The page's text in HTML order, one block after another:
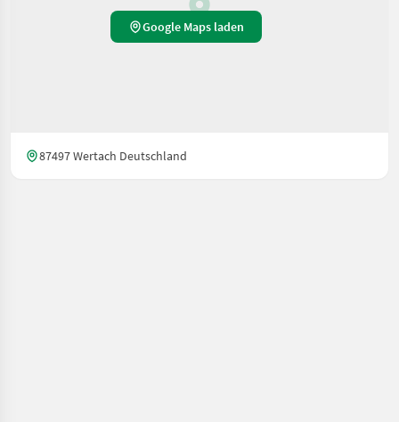
Google Maps laden
87497 Wertach Deutschland